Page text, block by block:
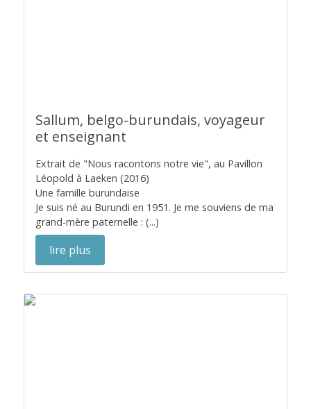
Sallum, belgo-burundais, voyageur
et enseignant
Extrait de "Nous racontons notre vie", au Pavillon
Léopold à Laeken (2016)
Une famille burundaise
Je suis né au Burundi en 1951. Je me souviens de ma
grand-mère paternelle : (...)
lire plus